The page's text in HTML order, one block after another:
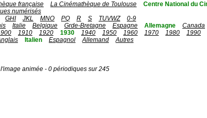
française La Cinémathèque de Toulouse
Centre National du
numérisés
GHI JKL MNO PQ R S TUVWZ
0-9
Italie Belgique Grde-Bretagne Espagne Allemagne Canada
1910 1920 1930 1940 1950 1960 1970 1980 1990
Italien Espagnol Allemand
Autres
animée - 0 périodiques sur 245